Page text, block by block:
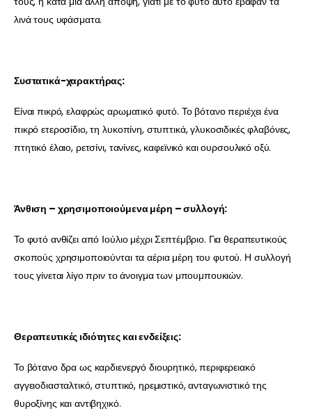
λινά τους υφάσματα.
Συστατικά-χαρακτήρας:
Είναι πικρό, ελαφρώς αρωματικό φυτό. Το βότανο περιέχει ένα
πικρό ετεροσίδιο, τη λυκοπίνη, στυπτικά, γλυκοσιδικές φλαβόνες,
πτητικό έλαιο, ρετσίνι, τανίνες, καφεϊνικό και ουρσουλικό οξύ.
Άνθιση – χρησιμοποιούμενα μέρη – συλλογή:
Το φυτό ανθίζει από Ιούλιο μέχρι Σεπτέμβριο. Για θεραπευτικούς
σκοπούς χρησιμοποιούνται τα αέρια μέρη του φυτού. Η συλλογή
τους γίνεται λίγο πριν το άνοιγμα των μπουμπουκιών.
Θεραπευτικές ιδιότητες και ενδείξεις:
Το βότανο δρα ως καρδιενεργό διουρητικό, περιφερειακό
αγγειοδιασταλτικό, στυπτικό, ηρεμιστικό, ανταγωνιστικό της
θυροξίνης και αντιβηχικό.